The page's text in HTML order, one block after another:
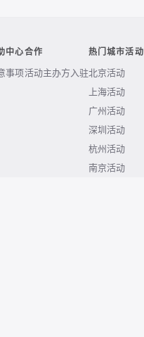
中心
事项
合作
活动主办方入驻
热门城市活动
北京活动
上海活动
广州活动
深圳活动
杭州活动
南京活动